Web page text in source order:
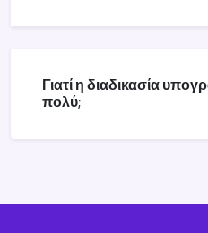
Γιατί η διαδικασία
πολύ;